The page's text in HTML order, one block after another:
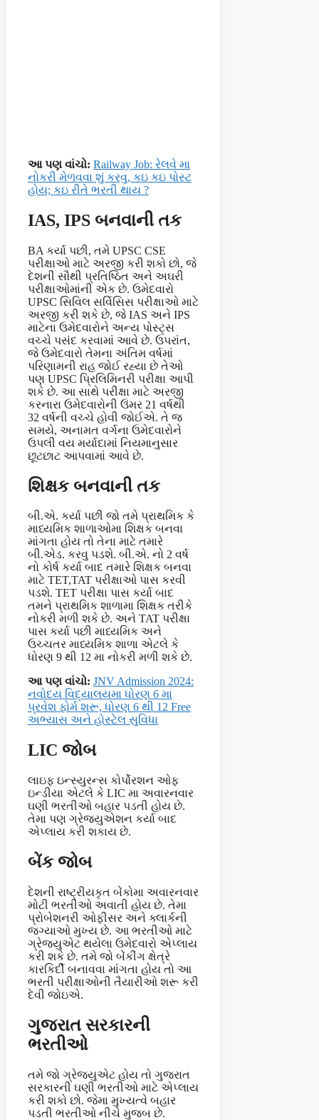
આ પણ વાંચો: Railway Job: રેલવે મા
નોકરી મેળવવા શું કરવુ, કઇ કઇ પોસ્ટ
હોય; કઇ રીતે ભરતી થાય ?
IAS, IPS બનવાની તક
BA કર્યા પછી, તમે UPSC CSE
પરીક્ષાઓ માટે અરજી કરી શકો છો, જે
દેશની સૌથી પ્રતિષ્ઠિત અને અઘરી
પરીક્ષાઓમાંની એક છે. ઉમેદવારો
UPSC સિવિલ સર્વિસિસ પરીક્ષાઓ માટે
અરજી કરી શકે છે, જે IAS અને IPS
માટેના ઉમેદવારોને અન્ય પોસ્ટ્સ
વચ્ચે પસંદ કરવામાં આવે છે. ઉપરાંત,
જે ઉમેદવારો તેમના અંતિમ વર્ષમાં
પરિણામની રાહ જોઈ રહ્યા છે તેઓ
પણ UPSC પ્રિલિમિનરી પરીક્ષા આપી
શકે છે. આ સાથે પરીક્ષા માટે અરજી
કરનારા ઉમેદવારોની ઉંમર 21 વર્ષથી
32 વર્ષની વચ્ચે હોવી જોઈએ. તે જ
સમયે, અનામત વર્ગના ઉમેદવારોને
ઉપલી વય મર્યાદામાં નિયમાનુસાર
છૂટછાટ આપવામાં આવે છે.
શિક્ષક બનવાની તક
બી.એ. કર્યા પછી જો તમે પ્રાથમિક કે
માધ્યમિક શાળાઓમા શિક્ષક બનવા
માંગતા હોય તો તેના માટે તમારે
બી.એડ. કરવુ પડશે. બી.એ. નો 2 વર્ષ
નો કોર્ષ કર્યા બાદ તમારે શિક્ષક બનવા
માટે TET,TAT પરીક્ષાઓ પાસ કરવી
પડશે. TET પરીક્ષા પાસ કર્યા બાદ
તમને પ્રાથમિક શાળામા શિક્ષક તરીકે
નોકરી મળી શકે છે. અને TAT પરીક્ષા
પાસ કર્યા પછી માધ્યમિક અને
ઉચ્ચતર માધ્યમિક શાળા એટલે કે
ધોરણ 9 થી 12 મા નોકરી મળી શકે છે.
આ પણ વાંચો: JNV Admission 2024:
નવોદય વિદ્યાલયમા ધોરણ 6 મા
પ્રવેશ ફોર્મ શરૂ, ધોરણ 6 થી 12 Free
અભ્યાસ અને હોસ્ટેલ સુવિધા
LIC જોબ
લાઇફ ઇન્સ્યુરન્સ કોર્પોરશન ઓફ
ઇન્ડીયા એટલે કે LIC મા અવારનવાર
ઘણી ભરતીઓ બહાર પડતી હોય છે.
તેમા પણ ગ્રેજ્યુએશન કર્યા બાદ
એપ્લાય કરી શકાય છે.
બેંક જોબ
દેશની રાષ્ટ્રીયકૃત બેંકોમા અવારનવાર
મોટી ભરતીઓ અવાતી હોય છે. તેમા
પ્રોબેશનરી ઓફીસર અને ક્લાર્કની
જગ્યાઓ મુખ્ય છે. આ ભરતીઓ માટે
ગ્રેજયુએટ થયેલા ઉમેદવારો એપ્લાય
કરી શકે છે. તમે જો બેંકીંગ ક્ષેત્રે
કારકિર્દી બનાવવા માંંગતા હોય તો આ
ભરતી પરીક્ષાઓની તૈયારીઓ શરૂ કરી
દેવી જોઇએ.
ગુજરાત સરકારની
ભરતીઓ
તમે જો ગ્રેજયુએટ હોય તો ગુજરાત
સરકારની ઘણી ભરતીઓ માટે એપ્લાય
કરી શકો છો. જેમા મુખ્યત્વે બહાર
પડતી ભરતીઓ નીચે મુજબ છે.